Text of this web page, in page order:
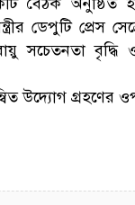
ডেপুটি
সচেতনতা বৃদ্ধি
উদ্যোগ গ্রহণের